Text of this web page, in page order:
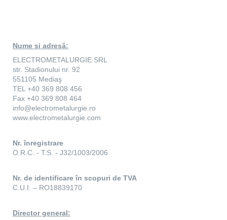
Nume si adresă:
ELECTROMETALURGIE SRL
str. Stadionului nr. 92
551105 Mediaş
TEL +40 369 808 456
Fax +40 369 808 464
info@electrometalurgie.ro
www.electrometalurgie.com
Nr. înregistrare
O.R.C. - T.S. - J32/1003/2006
Nr. de identificare în scopuri de TVA
C.U.I. – RO18839170
Director general: